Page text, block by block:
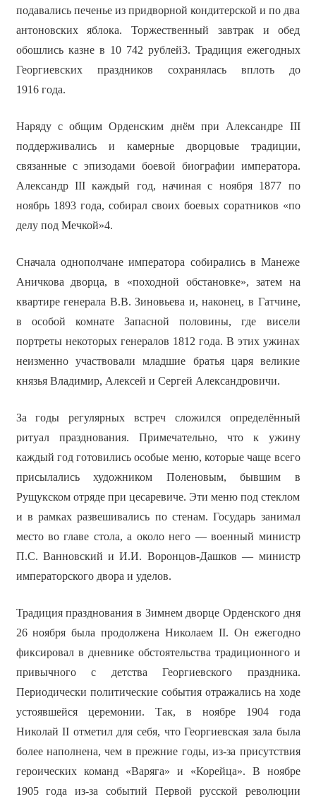
подавались печенье из придворной кондитерской и по два
антоновских яблока. Торжественный завтрак и обед
обошлись казне в 10 742 рублей3. Традиция ежегодных
Георгиевских праздников сохранялась вплоть до
1916 года.
Наряду с общим Орденским днём при Александре III
поддерживались и камерные дворцовые традиции,
связанные с эпизодами боевой биографии императора.
Александр III каждый год, начиная с ноября 1877 по
ноябрь 1893 года, собирал своих боевых соратников «по
делу под Мечкой»4.
Сначала однополчане императора собирались в Манеже
Аничкова дворца, в «походной обстановке», затем на
квартире генерала В.В. Зиновьева и, наконец, в Гатчине,
в особой комнате Запасной половины, где висели
портреты некоторых генералов 1812 года. В этих ужинах
неизменно участвовали младшие братья царя великие
князья Владимир, Алексей и Сергей Александровичи.
За годы регулярных встреч сложился определённый
ритуал празднования. Примечательно, что к ужину
каждый год готовились особые меню, которые чаще всего
присылались художником Поленовым, бывшим в
Рущукском отряде при цесаревиче. Эти меню под стеклом
и в рамках развешивались по стенам. Государь занимал
место во главе стола, а около него — военный министр
П.С. Ванновский и И.И. Воронцов-Дашков — министр
императорского двора и уделов.
Традиция празднования в Зимнем дворце Орденского дня
26 ноября была продолжена Николаем II. Он ежегодно
фиксировал в дневнике обстоятельства традиционного и
привычного с детства Георгиевского праздника.
Периодически политические события отражались на ходе
устоявшейся церемонии. Так, в ноябре 1904 года
Николай II отметил для себя, что Георгиевская зала была
более наполнена, чем в прежние годы, из-за присутствия
героических команд «Варяга» и «Корейца». В ноябре
1905 года из-за событий Первой русской революции